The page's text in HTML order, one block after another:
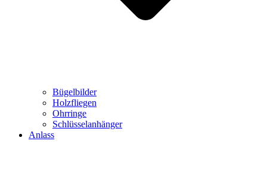
Bügelbilder
Holzfliegen
Ohrringe
Schlüsselanhänger
Anlass